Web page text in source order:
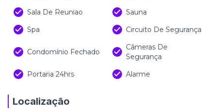
Sala De Reuniao
Sauna
Spa
Circuito De Segurança
Condomínio Fechado
Câmeras De
Segurança
Portaria 24hrs
Alarme
Localização